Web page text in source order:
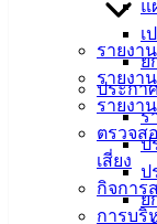
แ
เ
ย
ประกา
ร่
ป
ป
ย
รายงา
รายงา
รายงา
ตรวจส
เสี่ยง
กิจการ
การบริ
ประชาชน/
คู่มือการ
ปฏิบัติ
งาน
ข่าวสาร
ศุนย์
ข้อมูล